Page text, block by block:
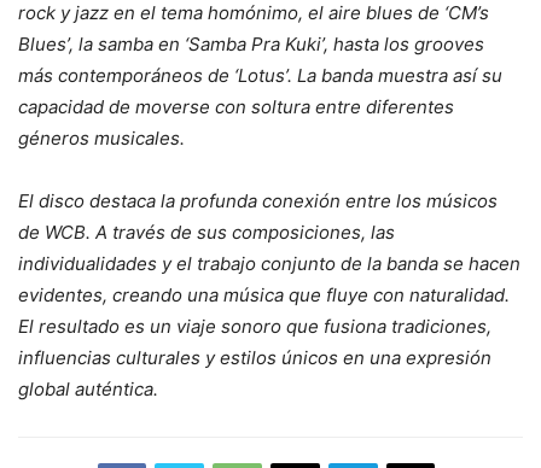
rock y jazz en el tema homónimo, el aire blues de ‘CM’s
Blues’, la samba en ‘Samba Pra Kuki’, hasta los grooves
más contemporáneos de ‘Lotus’. La banda muestra así su
capacidad de moverse con soltura entre diferentes
géneros musicales.
El disco destaca la profunda conexión entre los músicos
de WCB. A través de sus composiciones, las
individualidades y el trabajo conjunto de la banda se hacen
evidentes, creando una música que fluye con naturalidad.
El resultado es un viaje sonoro que fusiona tradiciones,
influencias culturales y estilos únicos en una expresión
global auténtica.